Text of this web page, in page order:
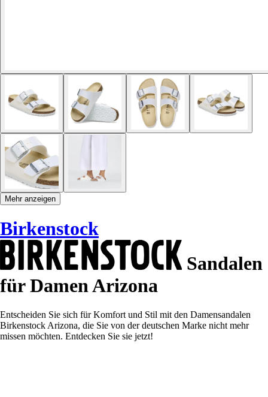
Mehr anzeigen
Birkenstock
Sandalen
für Damen Arizona
Entscheiden Sie sich für Komfort und Stil mit den Damensandalen
Birkenstock Arizona, die Sie von der deutschen Marke nicht mehr
missen möchten. Entdecken Sie sie jetzt!